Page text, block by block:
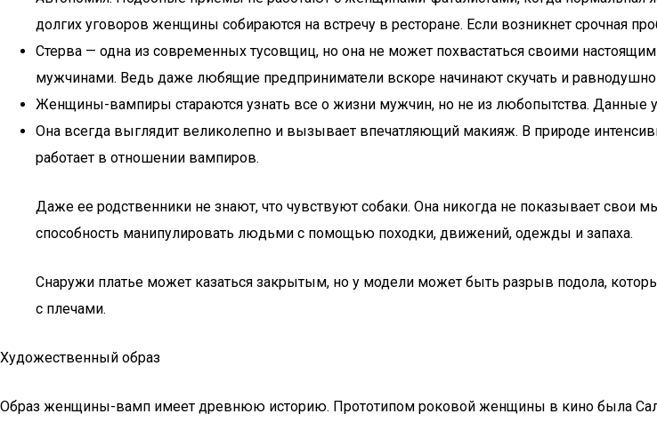
долгих уговоров женщины собираются на встречу в ресторане. Если возникнет срочная
Стерва — одна из современных тусовщиц, но она не может похвастаться своими
мужчинами. Ведь даже любящие предприниматели вскоре начинают скучать и равнодушно
Женщины-вампиры стараются узнать все о жизни мужчин, но не из любопытства. Данные
Она всегда выглядит великолепно и вызывает впечатляющий макияж. В природе
работает в отношении вампиров.
Даже ее родственники не знают, что чувствуют собаки. Она никогда не показывает
способность манипулировать людьми с помощью походки, движений, одежды и запаха.
Снаружи платье может казаться закрытым, но у модели может быть разрыв подола,
с плечами.
Художественный образ
Образ женщины-вамп имеет древнюю историю. Прототипом роковой женщины в кино была